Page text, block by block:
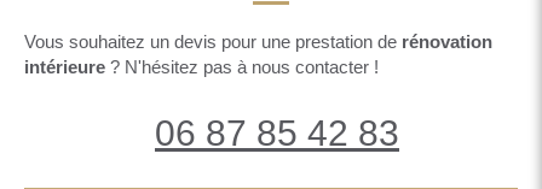
Vous souhaitez un devis pour une prestation de rénovation
intérieure ? N'hésitez pas à nous contacter !
06 87 85 42 83